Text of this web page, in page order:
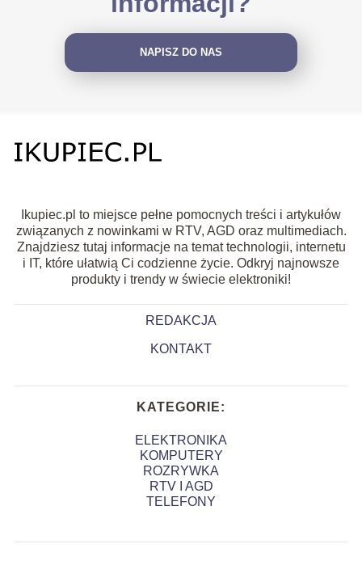
NAPISZ DO NAS
Ikupiec.pl to miejsce pełne pomocnych treści i artykułów
związanych z nowinkami w RTV, AGD oraz multimediach.
Znajdziesz tutaj informacje na temat technologii, internetu
i IT, które ułatwią Ci codzienne życie. Odkryj najnowsze
produkty i trendy w świecie elektroniki!
REDAKCJA
KONTAKT
KATEGORIE:
ELEKTRONIKA
KOMPUTERY
ROZRYWKA
RTV I AGD
TELEFONY